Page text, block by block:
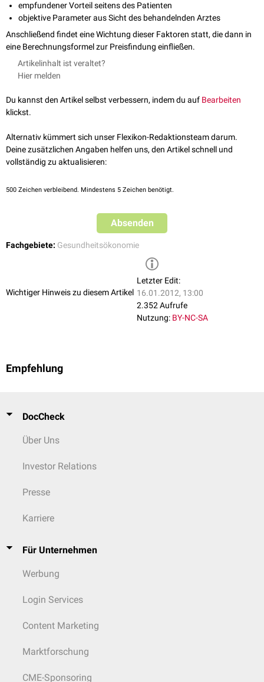
empfundener Vorteil seitens des Patienten
objektive Parameter aus Sicht des behandelnden Arztes
Anschließend findet eine Wichtung dieser Faktoren statt, die dann in
eine Berechnungsformel zur Preisfindung einfließen.
Artikelinhalt ist veraltet?
Hier melden
Du kannst den Artikel selbst verbessern, indem du auf Bearbeiten
klickst.
Alternativ kümmert sich unser Flexikon-Redaktionsteam darum.
Deine zusätzlichen Angaben helfen uns, den Artikel schnell und
vollständig zu aktualisieren:
500 Zeichen verbleibend. Mindestens 5 Zeichen benötigt.
Absenden
Fachgebiete: Gesundheitsökonomie
Wichtiger Hinweis zu diesem Artikel
Letzter Edit:
16.01.2012, 13:00
2.352 Aufrufe
Nutzung: BY-NC-SA
Empfehlung
DocCheck
Über Uns
Investor Relations
Presse
Karriere
Für Unternehmen
Werbung
Login Services
Content Marketing
Marktforschung
CME-Sponsoring